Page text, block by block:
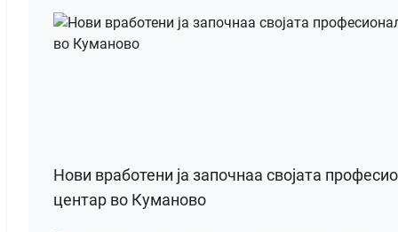
Нови вработени ја започнаа својата
центар во Куманово